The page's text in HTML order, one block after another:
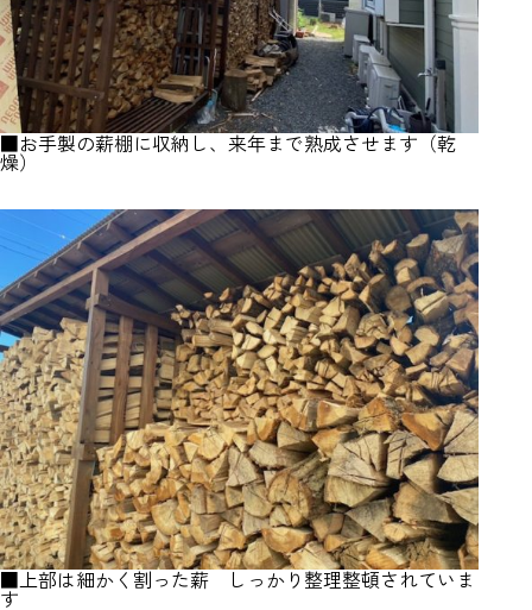
■お手製の薪棚に収納し、来年まで熟成させます（乾
燥）
■上部は細かく割った薪 しっかり整理整頓されていま
す